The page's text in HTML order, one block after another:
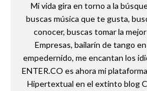
Mi vida gira en torno a la
buscas música que te gusta,
conocer, buscas tomar la
Empresas, bailarín de tango
empedernido, me encantan los
ENTER.CO es ahora mi
Hipertextual en el extinto blog